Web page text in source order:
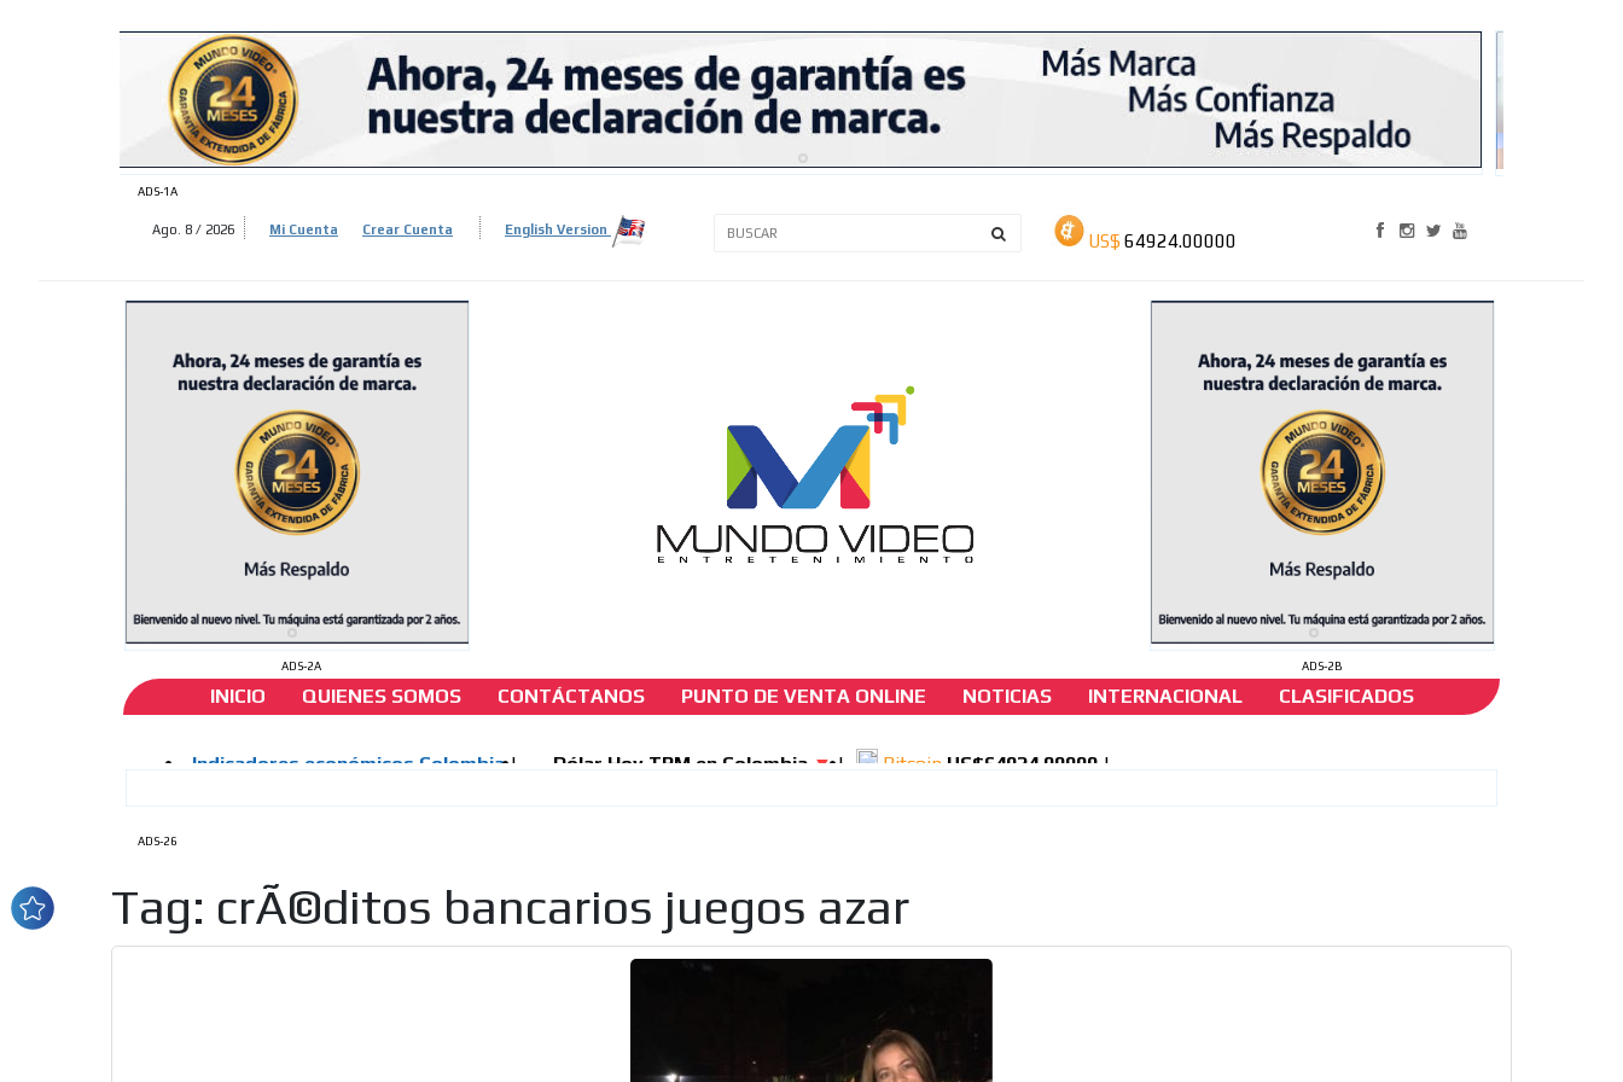
ADS-1A
Ago. 8 / 2026 Mi Cuenta Crear Cuenta English Version
ADS-2A ADS-2B
INICIO QUIENES SOMOS CONTÁCTANOS PUNTO DE VENTA ONLINE NOTICIAS INTERNACIONAL CLASIFICADOS
Entrevista a una operadora de Juegos de Suerte y
Azar -Medellín –
ADS-26
Tag: crÃ©ditos bancarios juegos azar
ADS-3A